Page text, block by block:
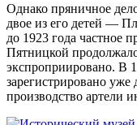
Однако пряничное
двое из его детей —
до 1923 года частное
Пятницкой
экспроприировано. В
зарегистрировано
производство артели